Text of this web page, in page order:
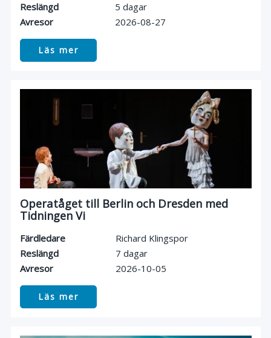
Reslängd
5 dagar
Avresor
2026-08-27
Läs mer
Operatåget till Berlin och Dresden med
Tidningen Vi
Färdledare
Richard Klingspor
Reslängd
7 dagar
Avresor
2026-10-05
Läs mer